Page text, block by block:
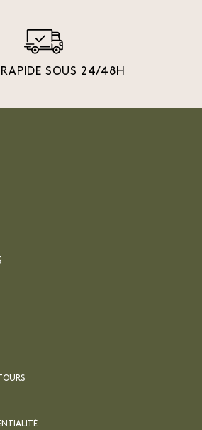
SOUS 24/48H